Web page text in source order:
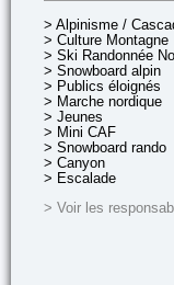
> Alpinisme /
> Culture Montagne
> Ski Randonnée
> Snowboard alpin
> Publics éloignés
> Marche nordique
> Jeunes
> Mini CAF
> Snowboard rando
> Canyon
> Escalade
> Voir les